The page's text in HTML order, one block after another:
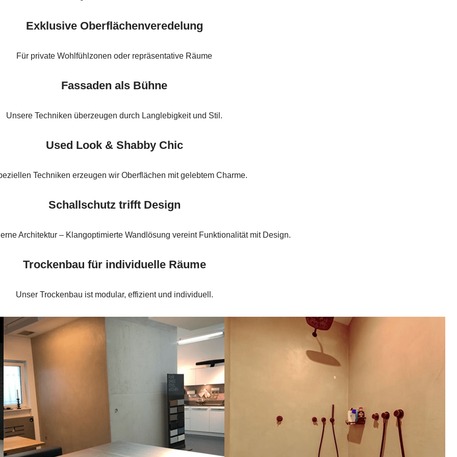
Exklusive Oberflächenveredelung
Für private Wohlfühlzonen oder repräsentative Räume
Fassaden als Bühne
Unsere Techniken überzeugen durch Langlebigkeit und Stil.
Used Look & Shabby Chic
Techniken erzeugen wir Oberflächen mit gelebtem Charme.
Schallschutz trifft Design
Architektur – Klangoptimierte Wandlösung vereint Funktionalität mit Design.
Trockenbau für individuelle Räume
Unser Trockenbau ist modular, effizient und individuell.